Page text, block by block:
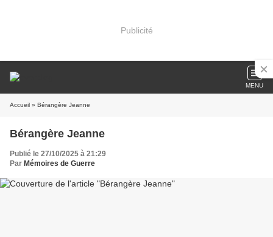
Publicité
MENU
Accueil » Bérangère Jeanne
Bérangère Jeanne
Publié le 27/10/2025 à 21:29
Par Mémoires de Guerre